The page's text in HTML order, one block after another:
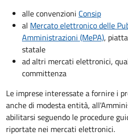
alle convenzioni Consip
al Mercato elettronico delle
Amministrazioni (MePA),
statale
ad altri mercati elettronici,
committenza
Le imprese interessate a fornire i
anche di modesta entità,
abilitarsi seguendo le procedure
riportate nei mercati elettronici.